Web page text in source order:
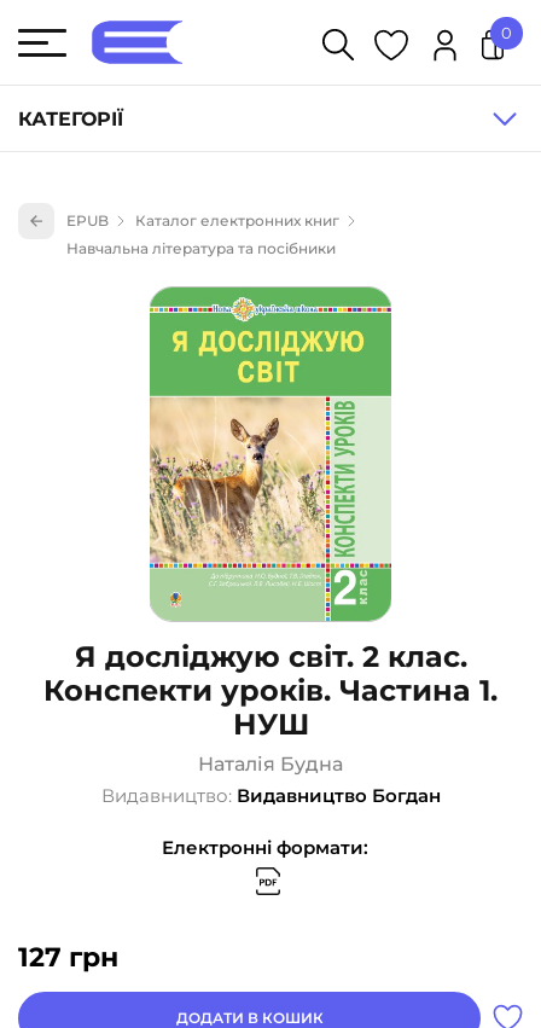
КАТЕГОРІЇ
Книги для дітей (833)
Науково-популярна література (1015)
Навчальна література та посібники (527)
Енциклопедії, довідники, словники (55)
Подарункові сертифікати (1)
0
EPUB
Каталог електронних книг
Навчальна література та посібники
Я досліджую світ. 2 клас.
Конспекти уроків. Частина 1.
НУШ
Наталія Будна
Видавництво: Видавництво Богдан
Електронні формати:
127 грн
ДОДАТИ В КОШИК